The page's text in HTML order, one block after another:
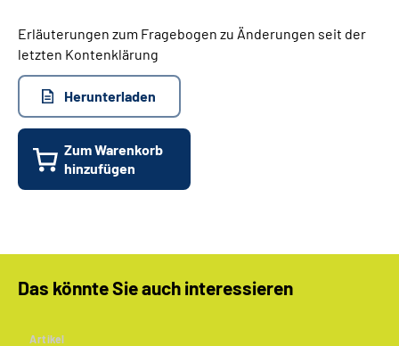
Inhalte in Gebärdensprache (DGS)
Leichte Sprache
Mein Kundenportal
Erläuterungen zum Fragebogen zu Änderungen seit der
letzten Kontenklärung
Herunterladen
Zum Warenkorb
hinzufügen
Das könnte Sie auch interessieren
Artikel